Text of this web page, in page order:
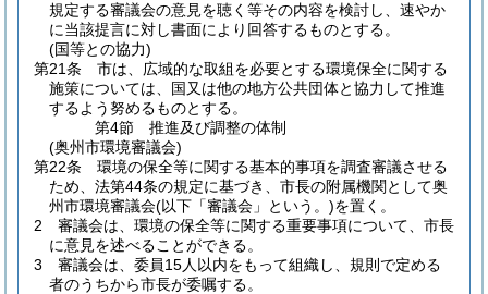
規定する審議会の意見を聴く等その内容を検討し、速やか
に当該提言に対し書面により回答するものとする。
(国等との協力)
第21条
市は、広域的な取組を必要とする環境保全に関する
施策については、国又は他の地方公共団体と協力して推進
するよう努めるものとする。
第4節
推進及び調整の体制
(奥州市環境審議会)
第22条
環境の保全等に関する基本的事項を調査審議させる
ため、法第44条の規定に基づき、市長の附属機関として奥
州市環境審議会(以下「審議会」という。)を置く。
2
審議会は、環境の保全等に関する重要事項について、市長
に意見を述べることができる。
3
審議会は、委員15人以内をもって組織し、規則で定める
者のうちから市長が委嘱する。